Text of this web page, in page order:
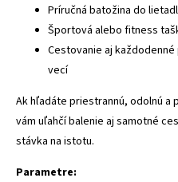
Príručná batožina do
Športová alebo fitness
Cestovanie aj
vecí
Ak hľadáte priestrannú, odolnú
vám uľahčí balenie aj samotné
stávka na istotu.
Parametre: